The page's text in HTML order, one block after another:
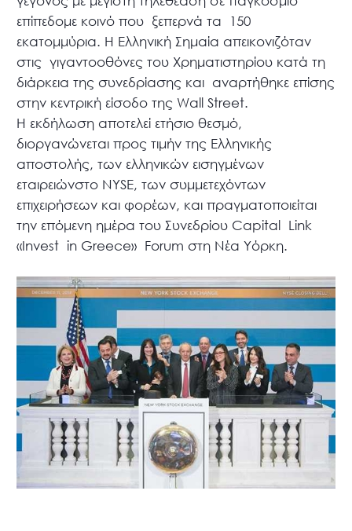
επίπεδομε κοινό που ξεπερνά τα
150
εκατομμύρια. Η Ελληνική Σημαία απεικονιζόταν
στις γιγαντοοθόνες του Χρηματιστηρίου κατά τη
διάρκεια της συνεδρίασης και αναρτήθηκε επίσης
στην κεντρική είσοδο της Wall Street.
Η εκδήλωση αποτελεί ετήσιο θεσμό,
διοργανώνεται προς τιμήν της Ελληνικής
αποστολής, των ελληνικών εισηγμένων
εταιρειώνστο NYSE, των συμμετεχόντων
επιχειρήσεων και φορέων, και πραγματοποιείται
την επόμενη ημέρα του Συνεδρίου Capital Link
«Invest in Greece» Forum στη Νέα Υόρκη.